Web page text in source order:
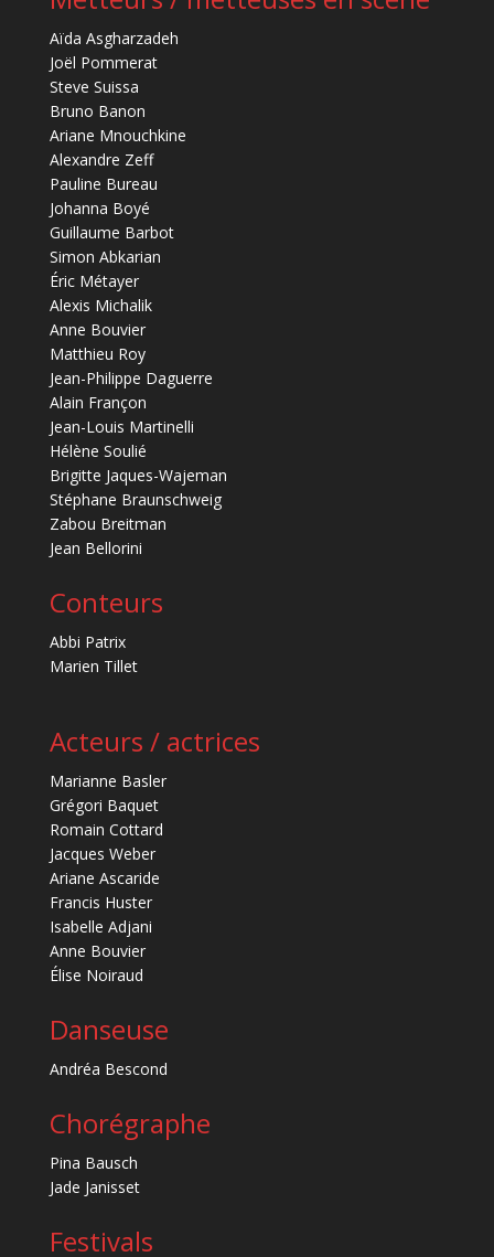
Aïda Asgharzadeh
Joël Pommerat
Steve Suissa
Bruno Banon
Ariane Mnouchkine
Alexandre Zeff
Pauline Bureau
Johanna Boyé
Guillaume Barbot
Simon Abkarian
Éric Métayer
Alexis Michalik
Anne Bouvier
Matthieu Roy
Jean-Philippe Daguerre
Alain Françon
Jean-Louis Martinelli
Hélène Soulié
Brigitte Jaques-Wajeman
Stéphane Braunschweig
Zabou Breitman
Jean Bellorini
Conteurs
Abbi Patrix
Marien Tillet
Acteurs / actrices
Marianne Basler
Grégori Baquet
Romain Cottard
Jacques Weber
Ariane Ascaride
Francis Huster
Isabelle Adjani
Anne Bouvier
Élise Noiraud
Danseuse
Andréa Bescond
Chorégraphe
Pina Bausch
Jade Janisset
Festivals